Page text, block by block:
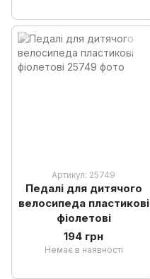
Артикул: 25749
Педалі для дитячого
велосипеда пластикові
фіолетові
194 грн
Немає в наявності